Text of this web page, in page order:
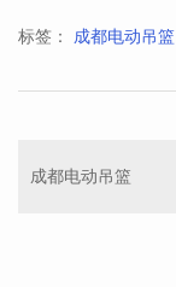
标签： 成都电动吊篮
成都电动吊篮